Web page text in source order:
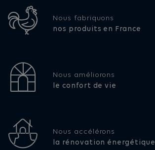
Nous fabriquons
nos produits en France
Nous améliorons
le confort de vie
Nous accélérons
la rénovation énergétique